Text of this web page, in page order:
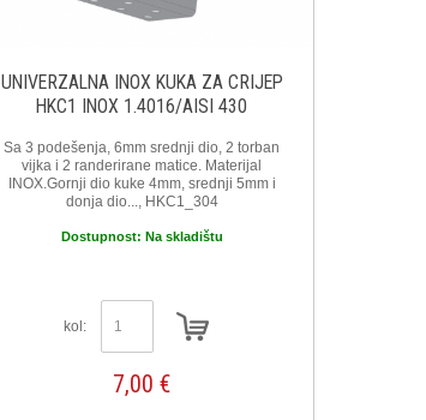
UNIVERZALNA INOX KUKA ZA CRIJEP
HKC1 INOX 1.4016/AISI 430
Sa 3 podešenja, 6mm srednji dio, 2 torban
vijka i 2 randerirane matice. Materijal
INOX.Gornji dio kuke 4mm, srednji 5mm i
donja dio..., HKC1_304
Dostupnost: Na skladištu
kol:
7,00 €